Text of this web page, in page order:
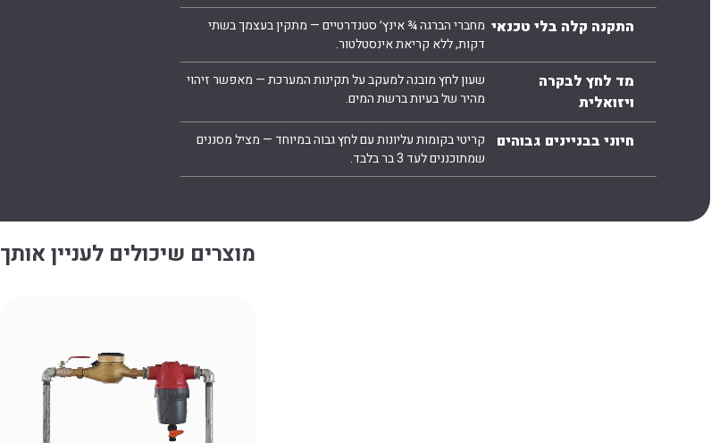
התקנה קלה בלי טכנאי מחברי הברגה ¾ אינץ׳ סטנדרטיים — מתקין בעצמך בשתי
דקות, ללא קריאת אינסטלטור.
מד לחץ לבקרה
ויזואלית
שעון לחץ מובנה למעקב על תקינות המערכת — מאפשר זיהוי
מהיר של בעיות ברשת המים.
חיוני בבניינים גבוהים
קריטי בקומות עליונות עם לחץ גבוה במיוחד — מציל מסננים
שמתוכננים לעד 3 בר בלבד.
מוצרים שיכולים לעניין אותך